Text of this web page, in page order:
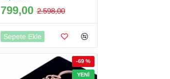
799,00 2.598,00
Sepete Ekle
YENI
-69 %